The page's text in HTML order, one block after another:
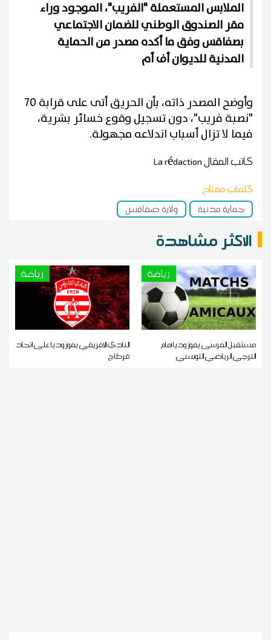
الملابس المستعملة "الفريب"، الموجود وراء
مقر الصندوق الوطني للضمان الاجتماعي
بصفاقس وفق ما أكده مصدر من الحماية
المدنية للديوان أف أم
وأوضح المصدر ذاته، بأن الحريق أتى على قرابة 70
"نصبة فريب"، دون تسجيل وقوع خسائر بشرية،
فيما لا تزال أسباب اندلاعه مجهولة.
كاتب المقالLa rédaction
كلمات مفتاح
حماية مدنية
ولاية صفاقس
الاكثر مشاهدة
رياضة
مستقبل المرسى يفوز وديا أمام
الترجي الرياضي التونسي
رياضة
النادي الإفريقي يفوز وديا على اتحاد
قرطاج